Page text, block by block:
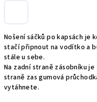
Nošení sáčků po kapsách je
stačí připnout na vodítko a
stále u sebe.
Na zadní straně zásobníku
straně zas gumová
vytáhnete.